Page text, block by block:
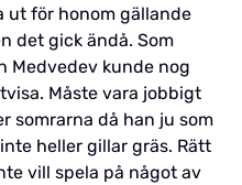
ut för honom gällande
det gick ändå. Som
Medvedev kunde nog
Måste vara jobbigt
somrarna då han ju som
heller gillar gräs. Rätt
vill spela på något av